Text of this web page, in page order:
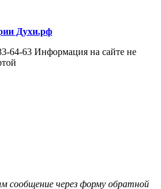
Духи.рф
64-63 Информация на сайте не
через форму обратной